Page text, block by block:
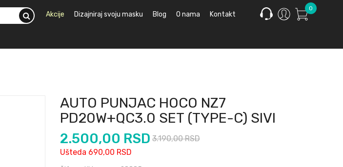
Akcije Dizajniraj svoju masku Blog O nama Kontakt
0
AUTO PUNJAC HOCO NZ7
PD20W+QC3.0 SET (TYPE-C) SIVI
2.500,00 RSD 3.190,00 RSD
Ušteda 690,00 RSD